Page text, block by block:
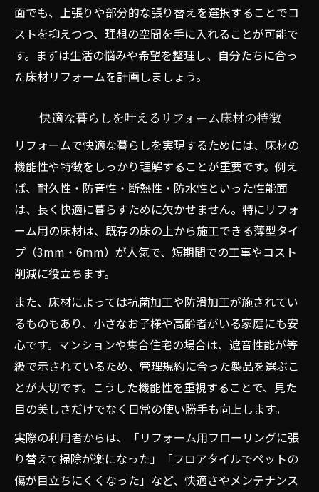
面でも、上張りや部分的な張り替えを選択することでコ
ストを抑えつつ、理想の空間を手に入れることが可能で
す。まずは生活の悩みや希望を整理し、自分たちに合っ
た床材リフォームを計画しましょう。
快適な暮らしを叶えるリフォーム床材の特徴
リフォームで快適な暮らしを実現するためには、床材の
機能性や特徴をしっかり理解することが重要です。例え
ば、耐久性・防音性・断熱性・防水性といった性能面
は、長く快適に暮らすために欠かせません。特にリフォ
ーム用の床材は、既存の床の上から施工できる薄型タイ
プ（3mm・6mm）が人気で、短期間での工事やコスト
削減に役立ちます。
また、床材によっては抗菌加工や防滑加工が施されてい
るものもあり、小さなお子様や高齢者がいる家庭にも安
心です。マンションや集合住宅の場合は、遮音性能が等
級で示されているため、管理規約に合った製品を選ぶこ
とが大切です。こうした機能性を重視することで、見た
目の美しさだけでなく日常の使い勝手も向上します。
実際の利用者からは、「リフォーム用フローリングに張
り替えて掃除が楽になった」「フロアタイルでペットの
傷が目立ちにくくなった」など、快適さやメンテナンス